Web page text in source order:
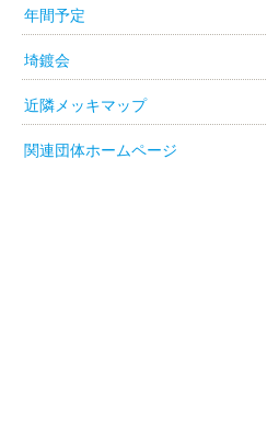
年間予定
埼鍍会
近隣メッキマップ
関連団体ホームページ